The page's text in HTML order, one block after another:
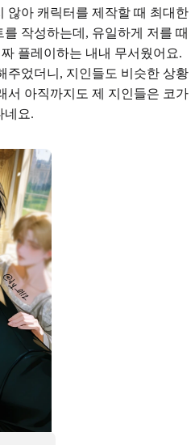
않아 캐릭터를 제작할 때 최대한
작성하는데, 유일하게 저를 때
플레이하는 내내 무서웠어요.
주었더니, 지인들도 비슷한 상황
서 아직까지도 제 지인들은 코가
네요.